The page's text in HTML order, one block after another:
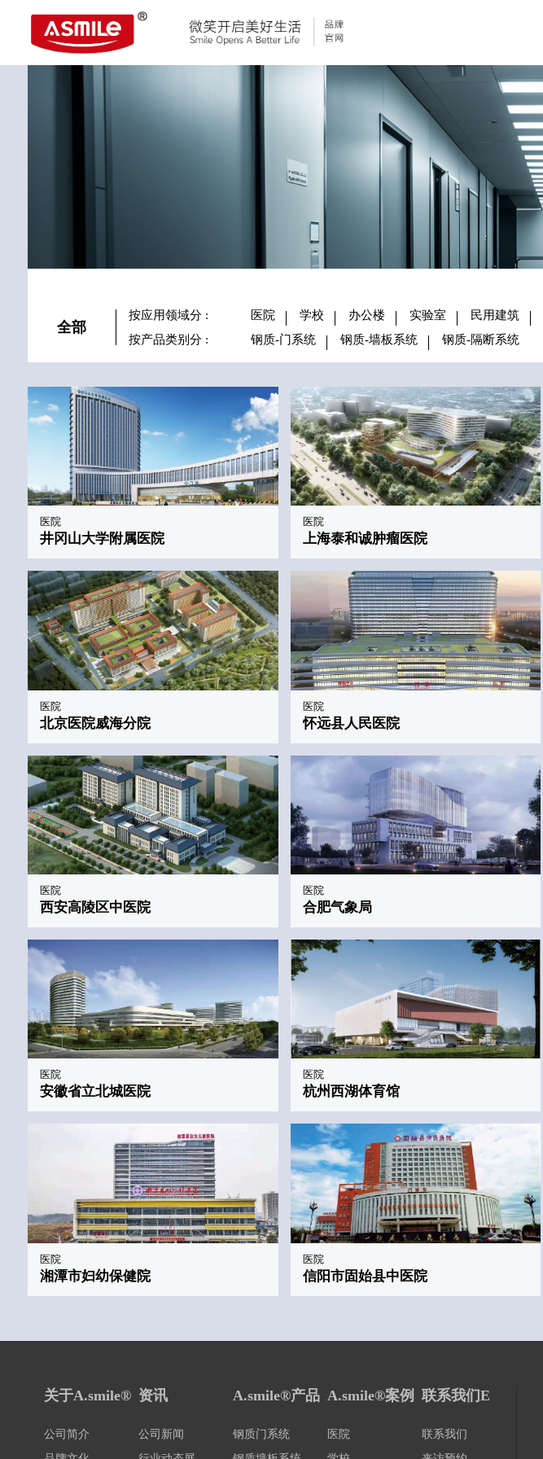
科研与创新
展会资讯
钢质隔断
民用建筑
荣誉证书
联系我们
全部
按应用领域分 : 医院 学校 办公楼 实验室 民用建筑
按产品类别分 : 钢质-门系统 钢质-墙板系统 钢质-隔断系统
医院
井冈山大学附属医院
医院
上海泰和诚肿瘤医院
医院
北京医院威海分院
医院
怀远县人民医院
医院
西安高陵区中医院
医院
合肥气象局
医院
安徽省立北城医院
医院
杭州西湖体育馆
医院
湘潭市妇幼保健院
医院
信阳市固始县中医院
关于A.smile®
公司简介
资讯
公司新闻
A.smile®产品
钢质门系统
A.smile®案例
医院
联系我们E
联系我们